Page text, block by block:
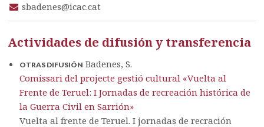
sbadenes@icac.cat
Actividades de difusión y transferencia
OTRAS DIFUSIÓN Badenes, S.
Comissari del projecte gestió cultural «Vuelta al
Frente de Teruel: I Jornadas de recreación histórica de
la Guerra Civil en Sarrión»
Vuelta al frente de Teruel. I jornadas de recración